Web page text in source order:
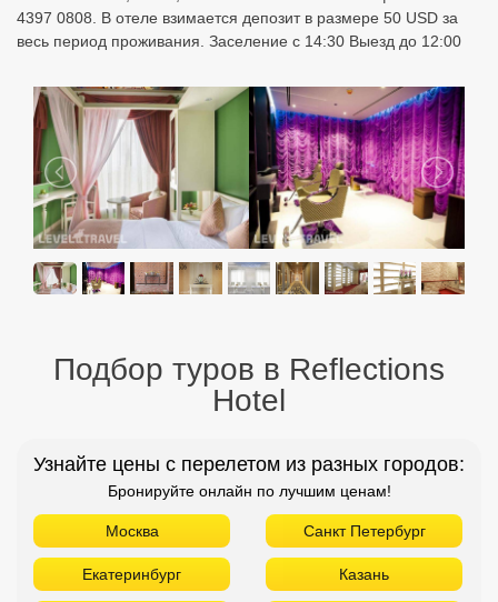
4397 0808. В отеле взимается депозит в размере 50 USD за
весь период проживания. Заселение с 14:30 Выезд до 12:00
Подбор туров в Reflections
Hotel
Узнайте цены с перелетом из разных городов:
Бронируйте онлайн по лучшим ценам!
Москва Санкт Петербург
Екатеринбург Казань